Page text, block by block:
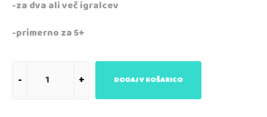
-za dva ali več igralcev
-primerno za 5+
DODAJ V KOŠARICO